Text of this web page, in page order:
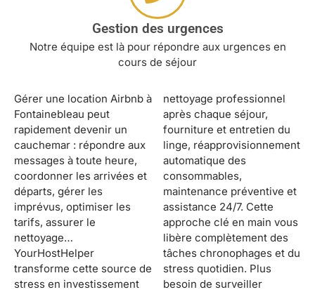
Gestion des urgences
Notre équipe est là pour répondre aux urgences en
cours de séjour
Gérer une location Airbnb à
Fontainebleau peut
rapidement devenir un
cauchemar : répondre aux
messages à toute heure,
coordonner les arrivées et
départs, gérer les
imprévus, optimiser les
tarifs, assurer le
nettoyage…
YourHostHelper
transforme cette source de
stress en investissement
nettoyage professionnel
après chaque séjour,
fourniture et entretien du
linge, réapprovisionnement
automatique des
consommables,
maintenance préventive et
assistance 24/7. Cette
approche clé en main vous
libère complètement des
tâches chronophages et du
stress quotidien. Plus
besoin de surveiller